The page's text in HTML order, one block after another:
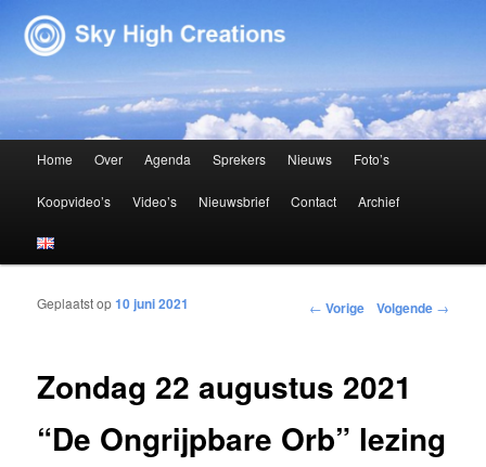
Sky High Creations
Spring naar de primaire inhoud
Spring naar de secundaire inhoud
Home Over Agenda Sprekers Nieuws Foto’s
Koopvideo’s Video’s Nieuwsbrief Contact Archief
Bericht navigatie ← Vorige Volgende →
Zondag 22 augustus 2021
“De Ongrijpbare Orb” lezing
Geplaatst op10 juni 2021